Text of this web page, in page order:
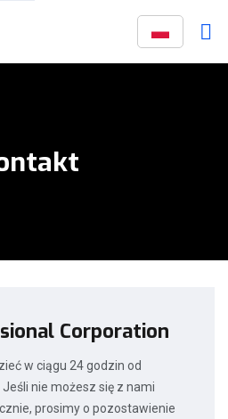
Corporation
w ciągu 24 godzin od
nie możesz się z nami
prosimy o pozostawienie